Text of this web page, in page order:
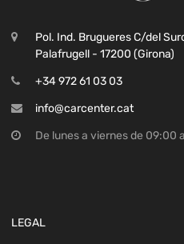
Pol. Ind. Brugueres C/del
Palafrugell - 17200 (Girona)
+34 972 61 03 03
info@carcenter.cat
De lunes a viernes de 09:00
LEGAL